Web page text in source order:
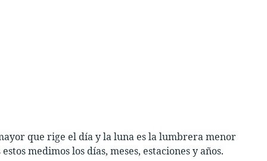
que rige el día y la luna es la lumbrera menor
medimos los días, meses, estaciones y años.